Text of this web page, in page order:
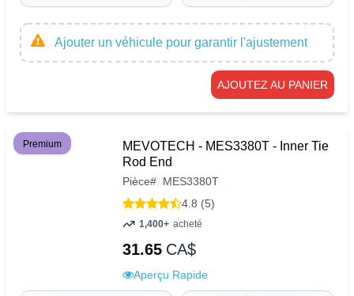
Ajouter un véhicule pour garantir l'ajustement
AJOUTEZ AU PANIER
Premium
MEVOTECH - MES3380T - Inner Tie
Rod End
Pièce# MES3380T
4.8 (5)
1,400+ acheté
31.65 CA$
Aperçu Rapide